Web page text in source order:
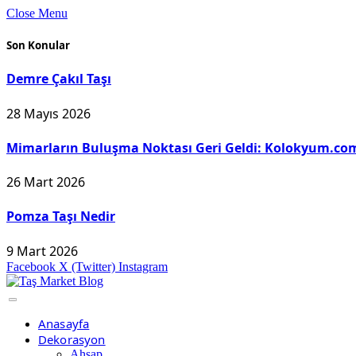
Close Menu
Son Konular
Demre Çakıl Taşı
28 Mayıs 2026
Mimarların Buluşma Noktası Geri Geldi: Kolokyum.com
26 Mart 2026
Pomza Taşı Nedir
9 Mart 2026
Facebook X (Twitter) Instagram
Anasayfa
Dekorasyon